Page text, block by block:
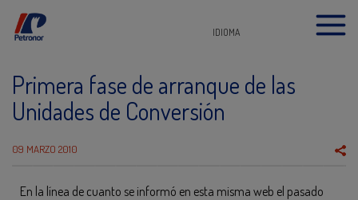
IDIOMA
Primera fase de arranque de las
Unidades de Conversión
09 MARZO 2010
En la línea de cuanto se informó en esta misma web el pasado